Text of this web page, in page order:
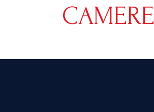
Camera twin
CAMERE